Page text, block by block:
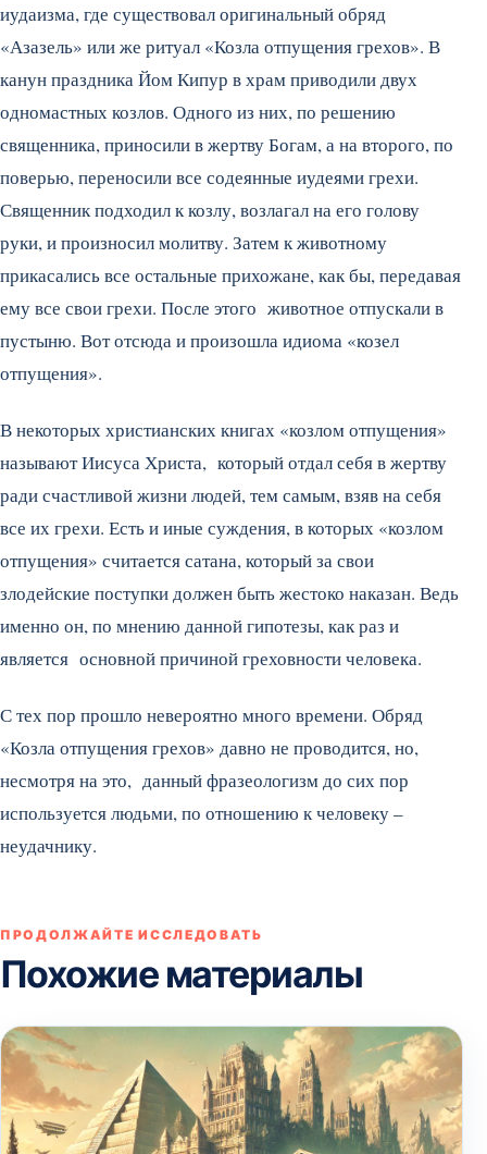
иудаизма, где существовал оригинальный обряд
«Азазель» или же ритуал «Козла отпущения грехов». В
канун праздника Йом Кипур в храм приводили двух
одномастных козлов. Одного из них, по решению
священника, приносили в жертву Богам, а на второго, по
поверью, переносили все содеянные иудеями грехи.
Священник подходил к козлу, возлагал на его голову
руки, и произносил молитву. Затем к животному
прикасались все остальные прихожане, как бы, передавая
ему все свои грехи. После этого животное отпускали в
пустыню. Вот отсюда и произошла идиома «козел
отпущения».
В некоторых христианских книгах «козлом отпущения»
называют Иисуса Христа, который отдал себя в жертву
ради счастливой жизни людей, тем самым, взяв на себя
все их грехи. Есть и иные суждения, в которых «козлом
отпущения» считается сатана, который за свои
злодейские поступки должен быть жестоко наказан. Ведь
именно он, по мнению данной гипотезы, как раз и
является основной причиной греховности человека.
С тех пор прошло невероятно много времени. Обряд
«Козла отпущения грехов» давно не проводится, но,
несмотря на это, данный фразеологизм до сих пор
используется людьми, по отношению к человеку –
неудачнику.
ПРОДОЛЖАЙТЕ ИССЛЕДОВАТЬ
Похожие материалы